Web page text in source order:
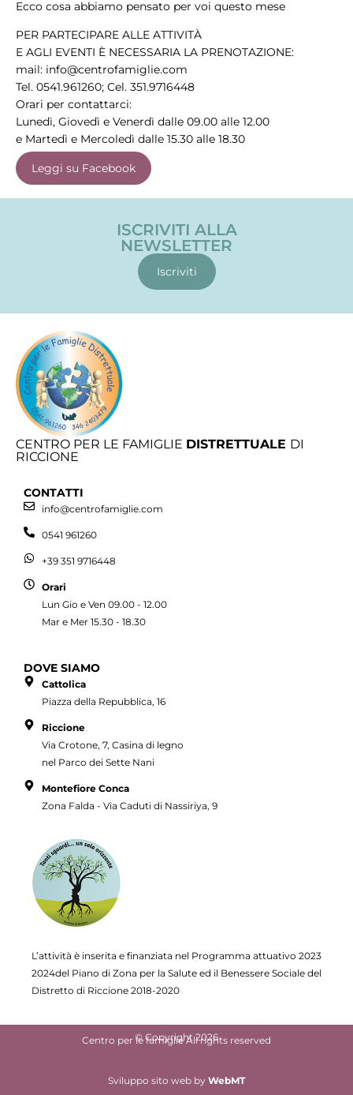
Ecco cosa abbiamo pensato per voi questo mese
PER PARTECIPARE ALLE ATTIVITÀ
E AGLI EVENTI È NECESSARIA LA PRENOTAZIONE:
mail: info@centrofamiglie.com
Tel. 0541.961260; Cel. 351.9716448
Orari per contattarci:
Lunedì, Giovedì e Venerdì dalle 09.00 alle 12.00
e Martedì e Mercoledì dalle 15.30 alle 18.30
Leggi su Facebook
ISCRIVITI ALLA
NEWSLETTER
Iscriviti
CENTRO PER LE FAMIGLIE DISTRETTUALE DI
RICCIONE
CONTATTI
info@centrofamiglie.com
0541 961260
+39 351 9716448
Orari
Lun Gio e Ven 09.00 - 12.00
Mar e Mer 15.30 - 18.30
DOVE SIAMO
Cattolica
Piazza della Repubblica, 16
Riccione
Via Crotone, 7, Casina di legno
nel Parco dei Sette Nani
Montefiore Conca
Zona Falda - Via Caduti di Nassiriya, 9
L’attività è inserita e finanziata nel Programma attuativo 2023
2024del Piano di Zona per la Salute ed il Benessere Sociale del
Distretto di Riccione 2018-2020
© Copyright 2026
Centro per le famiglie All rights reserved
Sviluppo sito web by WebMT